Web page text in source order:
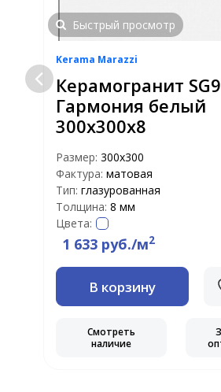
Быстрый просмотр
Kerama Marazzi
Керамогранит
Гармония белый
300х300х8
Размер: 300х300
Фактура: матовая
Тип: глазурованная
Толщина: 8 мм
Цвета:
1 633 руб./м2
В корзину
Смотреть
наличие